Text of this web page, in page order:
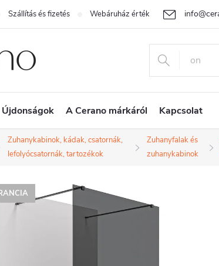
Szállítás és fizetés Webáruház értékelése Egyedi
Újdonságok A Cerano márkáról Kapcsolat
Zuhanykabinok, kádak, csatornák,
lefolyócsatornák, tartozékok
Zuhanyfalak és
zuhanykabinok